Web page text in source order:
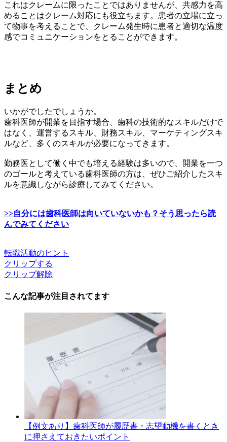
これはクレームに限ったことではありませんが、共感力を高
めることはクレーム対応にも役立ちます。患者の立場に立っ
て物事を考えることで、クレーム発生時に患者と適切な温度
感でコミュニケーションをとることができます。
まとめ
いかがでしたでしょうか。
歯科医師が開業を目指す場合、歯科の技術的なスキルだけで
はなく、運営するスキル、財務スキル、マーケティングスキ
ルなど、多くのスキルが必要になってきます。
勤務医として働く中でも培える経験は多いので、開業を一つ
のゴールと考えている歯科医師の方は、ぜひご紹介したスキ
ルを意識しながら診療してみてください。
>>自分には歯科医師は向いていないかも？そう思ったら読
んでみてください
転職活動のヒント
クリップする
クリップ解除
こんな記事が注目されてます
【例文あり】歯科医師が履歴書・志望動機を書くとき
に押さえておきたいポイント